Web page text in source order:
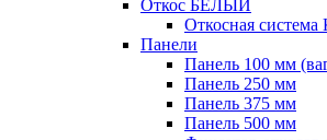
Откос БЕЛЫЙ
Откосная
Панели
Панель 100 мм
Панель 250 мм
Панель 375 мм
Панель 500 мм